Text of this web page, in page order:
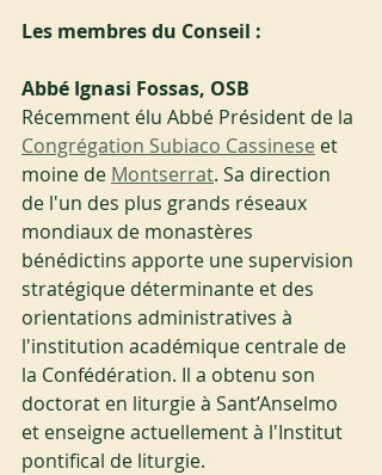
Les membres du Conseil :
Abbé Ignasi Fossas, OSB
Récemment élu Abbé Président de la
Congrégation Subiaco Cassinese et
moine de Montserrat. Sa direction
de l'un des plus grands réseaux
mondiaux de monastères
bénédictins apporte une supervision
stratégique déterminante et des
orientations administratives à
l'institution académique centrale de
la Confédération. Il a obtenu son
doctorat en liturgie à Sant’Anselmo
et enseigne actuellement à l'Institut
pontifical de liturgie.